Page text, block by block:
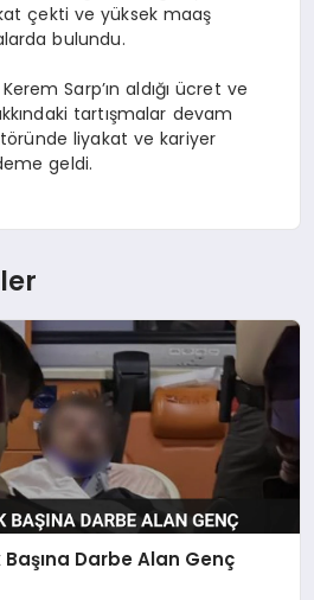
çekti ve yüksek maaş
bulundu.
Sarp’ın aldığı ücret ve
tartışmalar devam
liyakat ve kariyer
geldi.
Başına Darbe Alan Genç